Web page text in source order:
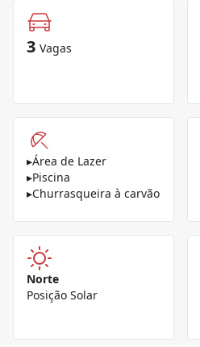
3 Vagas
▸Área de Lazer
▸Piscina
▸Churrasqueira à carvão
Norte
Posição Solar